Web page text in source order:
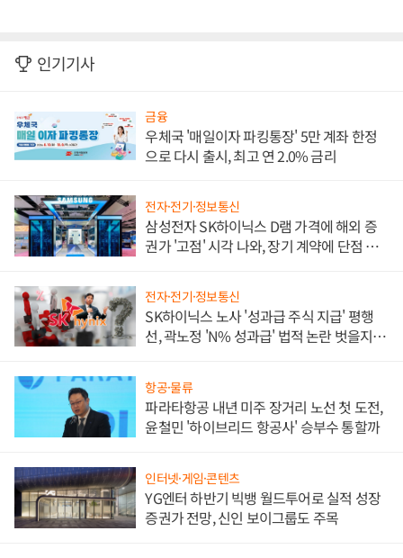
인기기사
금융
우체국 '매일이자 파킹통장' 5만 계좌 한정
으로 다시 출시, 최고 연 2.0% 금리
전자·전기·정보통신
삼성전자 SK하이닉스 D램 가격에 해외 증
권가 '고점' 시각 나와, 장기 계약에 단점 부
전자·전기·정보통신
SK하이닉스 노사 '성과급 주식 지급' 평행
선, 곽노정 'N% 성과급' 법적 논란 벗을지 주
항공·물류
파라타항공 내년 미주 장거리 노선 첫 도전,
윤철민 '하이브리드 항공사' 승부수 통할까
인터넷·게임·콘텐츠
YG엔터 하반기 빅뱅 월드투어로 실적 성장
증권가 전망, 신인 보이그룹도 주목